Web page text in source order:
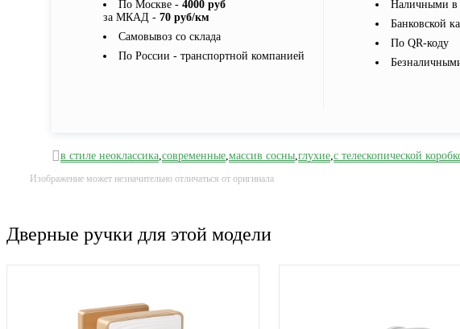
По Москве - 4000 руб
за МКАД - 70 руб/км
Самовывоз со склада
По России - транспортной компанией
Наличными в
Банковской
По QR-коду
в стиле неоклассика,современные,массив сосны,глухие,с телескопической
Изображение может незначительно отличаться от оригинала
Дверные ручки для этой модели